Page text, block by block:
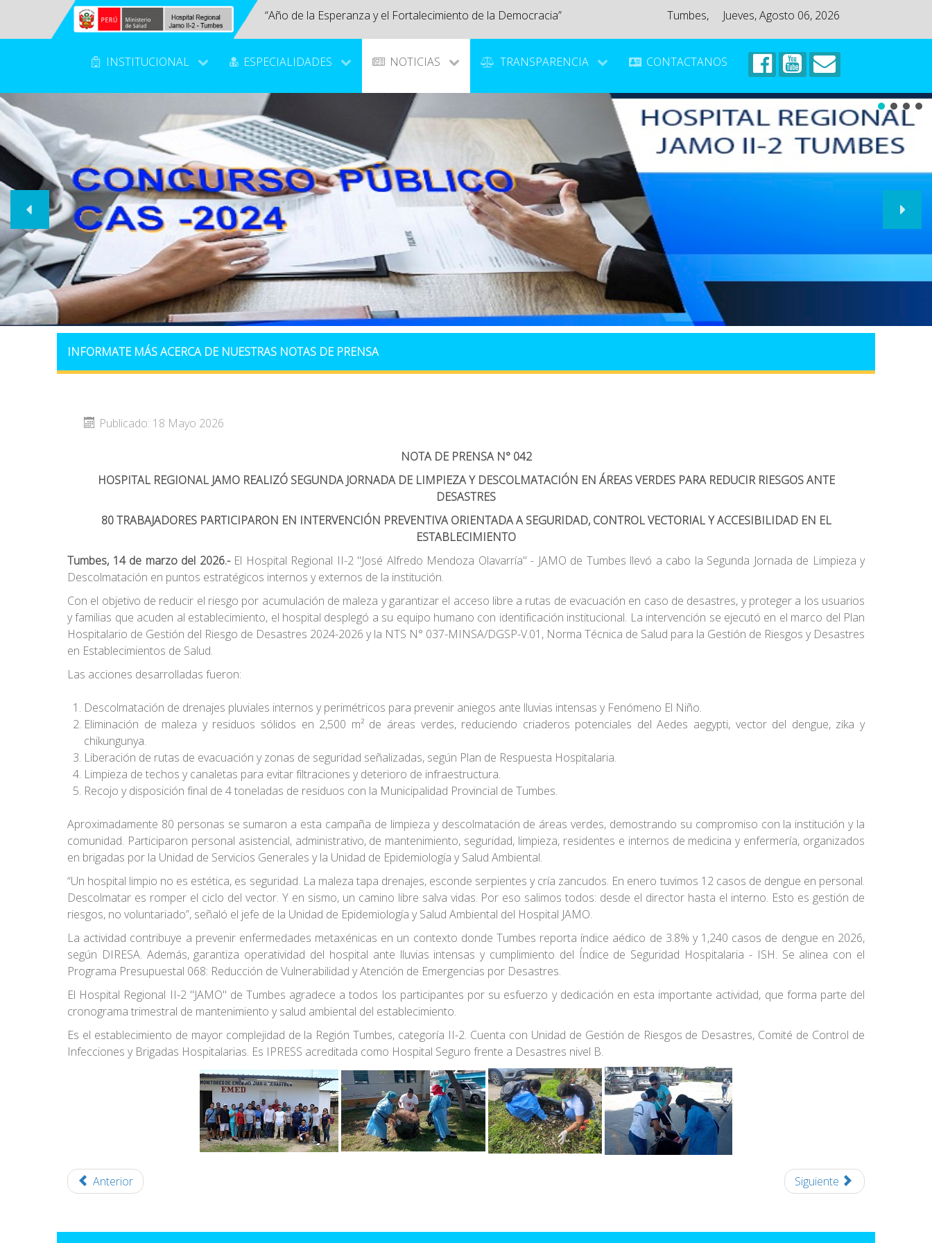
“Año de la Esperanza y el Fortalecimiento de la Democracia” Tumbes, Jueves, Agosto 06, 2026
INSTITUCIONAL ESPECIALIDADES NOTICIAS TRANSPARENCIA CONTACTANOS
INFORMATE MÁS ACERCA DE NUESTRAS NOTAS DE PRENSA
Publicado: 18 Mayo 2026
NOTA DE PRENSA N° 042
HOSPITAL REGIONAL JAMO REALIZÓ SEGUNDA JORNADA DE LIMPIEZA Y DESCOLMATACIÓN EN ÁREAS VERDES PARA REDUCIR RIESGOS ANTE
DESASTRES
80 TRABAJADORES PARTICIPARON EN INTERVENCIÓN PREVENTIVA ORIENTADA A SEGURIDAD, CONTROL VECTORIAL Y ACCESIBILIDAD EN EL
ESTABLECIMIENTO
Tumbes, 14 de marzo del 2026.-El Hospital Regional II-2 "José Alfredo Mendoza Olavarría" - JAMO de Tumbes llevó a cabo la Segunda Jornada de Limpieza y
Descolmatación en puntos estratégicos internos y externos de la institución.
Con el objetivo de reducir el riesgo por acumulación de maleza y garantizar el acceso libre a rutas de evacuación en caso de desastres, y proteger a los usuarios
y familias que acuden al establecimiento, el hospital desplegó a su equipo humano con identificación institucional. La intervención se ejecutó en el marco del Plan
Hospitalario de Gestión del Riesgo de Desastres 2024-2026 y la NTS N° 037-MINSA/DGSP-V.01, Norma Técnica de Salud para la Gestión de Riesgos y Desastres
en Establecimientos de Salud.
Las acciones desarrolladas fueron:
Descolmatación de drenajes pluviales internos y perimétricos para prevenir aniegos ante lluvias intensas y Fenómeno El Niño.
Eliminación de maleza y residuos sólidos en 2,500 m² de áreas verdes, reduciendo criaderos potenciales del Aedes aegypti, vector del dengue, zika y
chikungunya.
Liberación de rutas de evacuación y zonas de seguridad señalizadas, según Plan de Respuesta Hospitalaria.
Limpieza de techos y canaletas para evitar filtraciones y deterioro de infraestructura.
Recojo y disposición final de 4 toneladas de residuos con la Municipalidad Provincial de Tumbes.
Aproximadamente 80 personas se sumaron a esta campaña de limpieza y descolmatación de áreas verdes, demostrando su compromiso con la institución y la
comunidad. Participaron personal asistencial, administrativo, de mantenimiento, seguridad, limpieza, residentes e internos de medicina y enfermería, organizados
en brigadas por la Unidad de Servicios Generales y la Unidad de Epidemiología y Salud Ambiental.
“Un hospital limpio no es estética, es seguridad. La maleza tapa drenajes, esconde serpientes y cría zancudos. En enero tuvimos 12 casos de dengue en personal.
Descolmatar es romper el ciclo del vector. Y en sismo, un camino libre salva vidas. Por eso salimos todos: desde el director hasta el interno. Esto es gestión de
riesgos, no voluntariado”, señaló el jefe de la Unidad de Epidemiología y Salud Ambiental del Hospital JAMO.
La actividad contribuye a prevenir enfermedades metaxénicas en un contexto donde Tumbes reporta índice aédico de 3.8% y 1,240 casos de dengue en 2026,
según DIRESA. Además, garantiza operatividad del hospital ante lluvias intensas y cumplimiento del Índice de Seguridad Hospitalaria - ISH. Se alinea con el
Programa Presupuestal 068: Reducción de Vulnerabilidad y Atención de Emergencias por Desastres.
El Hospital Regional II-2 "JAMO" de Tumbes agradece a todos los participantes por su esfuerzo y dedicación en esta importante actividad, que forma parte del
cronograma trimestral de mantenimiento y salud ambiental del establecimiento.
Es el establecimiento de mayor complejidad de la Región Tumbes, categoría II-2. Cuenta con Unidad de Gestión de Riesgos de Desastres, Comité de Control de
Infecciones y Brigadas Hospitalarias. Es IPRESS acreditada como Hospital Seguro frente a Desastres nivel B.
Anterior Siguiente